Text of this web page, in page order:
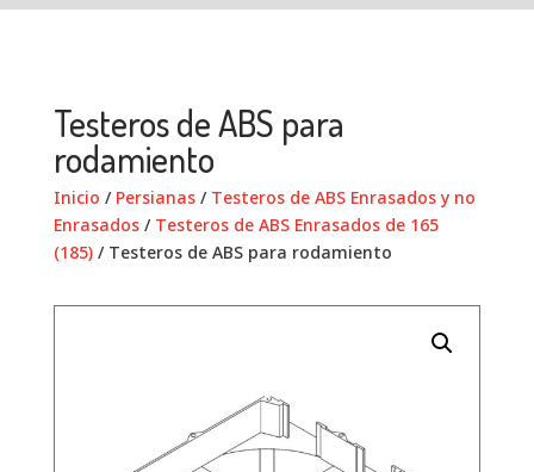
Testeros de ABS para
rodamiento
Inicio / Persianas/ Testeros de ABS Enrasados y no
Enrasados/ Testeros de ABS Enrasados de 165
(185)/ Testeros de ABS para rodamiento